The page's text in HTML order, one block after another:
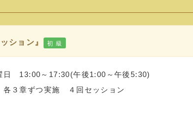
ション』 初 級
日 13:00～17:30(午後1:00～午後5:30)
各３章ずつ実施 ４回セッション